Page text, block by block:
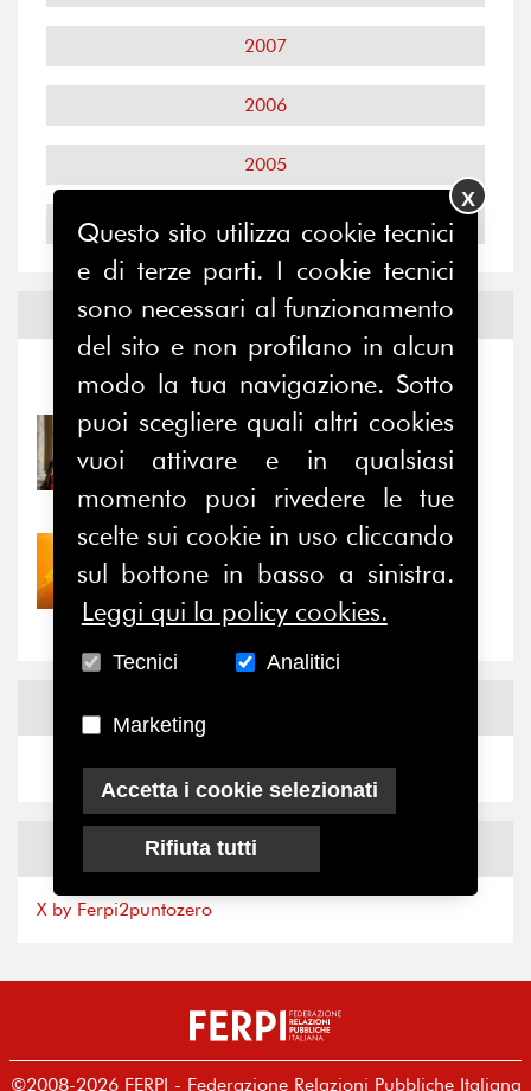
2007
2006
2005
2004
Notizie edEventi
Notizie-Eventi
31/07/2026
Prima della pausa estiva,
il valore di...
Nove anni dopo la
“grande cecità”: la...
News
X by Ferpi2puntozero
©2008-2026 FERPI - Federazione Relazioni Pubbliche Italiana
Questo sito utilizza cookie tecnici
e di terze parti. I cookie tecnici
sono necessari al funzionamento
del sito e non profilano in alcun
modo la tua navigazione. Sotto
puoi scegliere quali altri cookies
vuoi attivare e in qualsiasi
momento puoi rivedere le tue
scelte sui cookie in uso cliccando
sul bottone in basso a sinistra.
Leggi qui la policy cookies.
Tecnici Analitici
Marketing
Accetta i cookie selezionati
Rifiuta tutti
X